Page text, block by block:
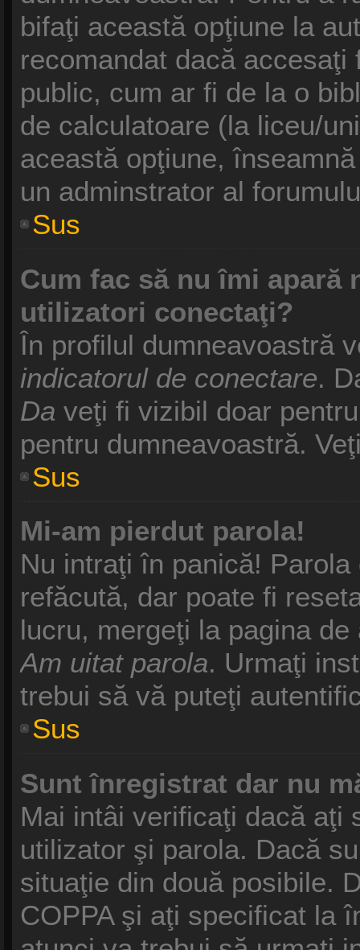
bifaţi această opţiune la
recomandat dacă
public, cum ar fi de la o
de calculatoare (la liceu/
această opţiune,
un adminstrator al
Sus
Cum fac să nu îmi
utilizatori conectaţi?
În profilul dumneavoastră
indicatorul de conectare.
Da veţi fi vizibil doar
pentru dumneavoastră.
Sus
Mi-am pierdut parola!
Nu intraţi în panică!
refăcută, dar poate fi
lucru, mergeţi la pagina
Am uitat parola. Urmaţi
trebui să vă puteţi
Sus
Sunt înregistrat dar nu
Mai intâi verificaţi dacă aţi
utilizator şi parola. Dacă
situaţie din două posibile.
COPPA şi aţi specificat la